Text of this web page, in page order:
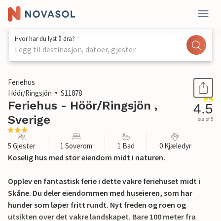
Hvor har du lyst å dra?
Legg til destinasjon, datoer, gjester
1 / 25
Feriehus
Höör/Ringsjön
S11878
Feriehus - Höör/Ringsjön ,
Sverige
4.5
out of 5
5 Gjester 1 Soverom 1 Bad 0 Kjæledyr
Koselig hus med stor eiendom midt i naturen.
Opplev en fantastisk ferie i dette vakre feriehuset midt i
Skåne. Du deler eiendommen med huseieren, som har
hunder som løper fritt rundt. Nyt freden og roen og
utsikten over det vakre landskapet. Bare 100 meter fra